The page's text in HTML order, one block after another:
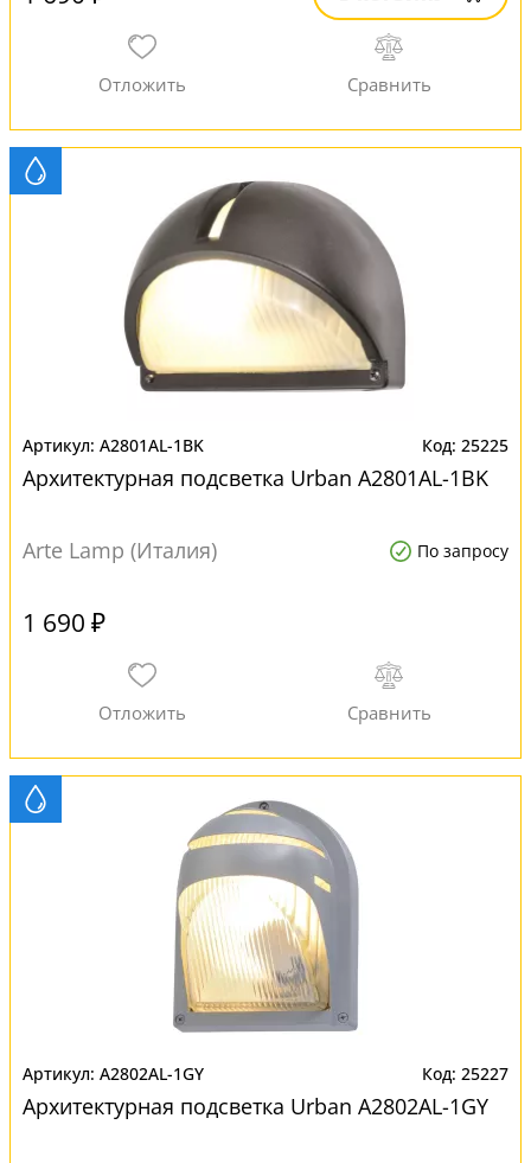
A2801AL-1BK 25225
Архитектурная подсветка Urban A2801AL-1BK
Arte Lamp (Италия) По запросу
1 690 ₽
A2802AL-1GY 25227
Архитектурная подсветка Urban A2802AL-1GY